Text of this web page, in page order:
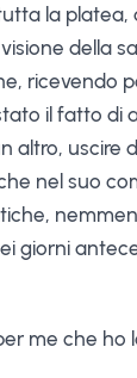
la
della
ricevendo
il fatto di
altro, uscire
nel suo
giorni
me che